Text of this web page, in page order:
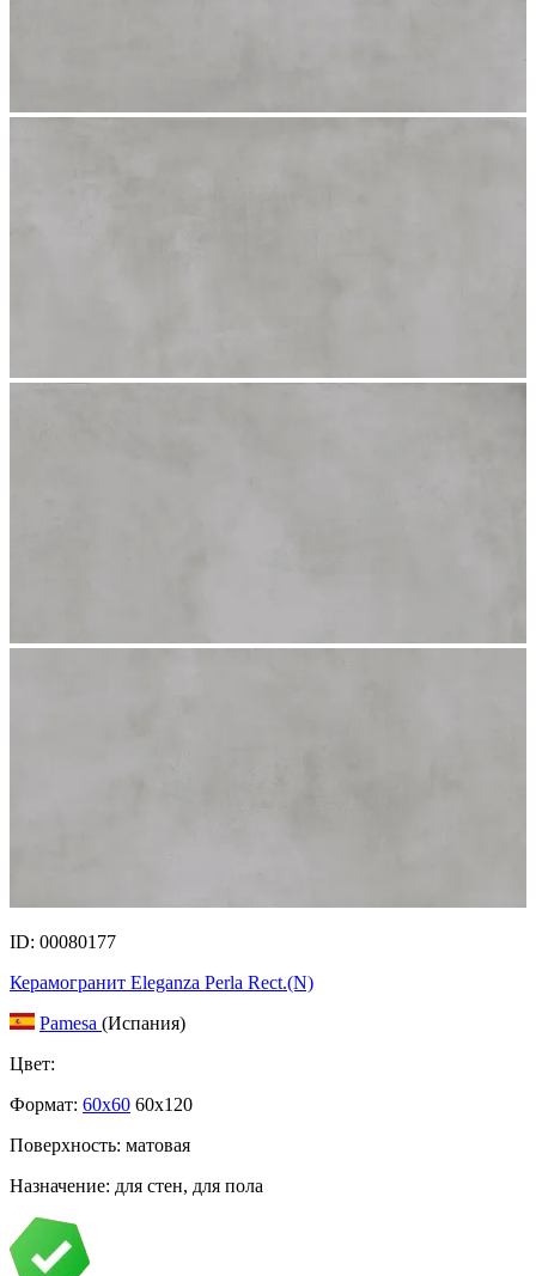
ID: 00080177
Керамогранит Eleganza Perla Rect.(N)
Pamesa (Испания)
Цвет:
Формат: 60x60 60x120
Поверхность: матовая
Назначение: для стен, для пола